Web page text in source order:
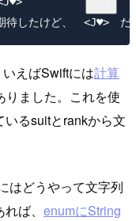
えばSwiftには計算
りました。これを使
るsuitとrankから文
はどうやって文字列
ば、 enumにString